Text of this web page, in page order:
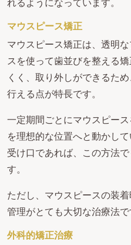
れるようになっています。
マウスピース矯正
マウスピース矯正は、透明
スを使って歯並びを整える
くく、取り外しができるた
行える点が特長です。
一定期間ごとにマウスピー
を理想的な位置へと動かし
受け口であれば、この方法
す。
ただし、マウスピースの装
管理がとても大切な治療法で
外科的矯正治療